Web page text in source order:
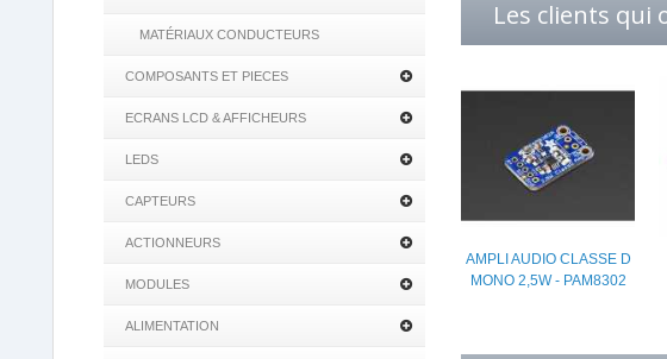
MATÉRIAUX CONDUCTEURS
COMPOSANTS ET PIECES
ECRANS LCD & AFFICHEURS
LEDS
CAPTEURS
ACTIONNEURS
MODULES
ALIMENTATION
Les clients qui
AMPLI AUDIO CLASSE D
MONO 2,5W - PAM8302